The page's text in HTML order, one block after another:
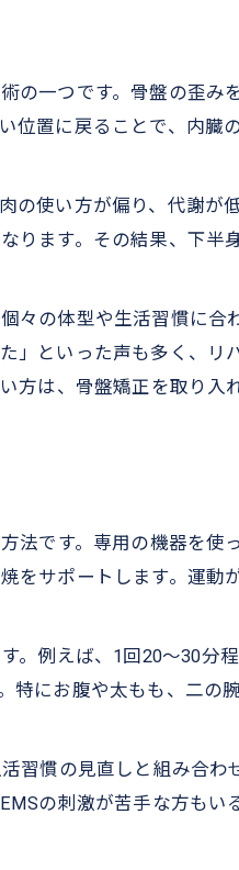
一つです。骨盤の歪み
置に戻ることで、内臓
使い方が偏り、代謝が
ります。その結果、下半
の体型や生活習慣に合
」といった声も多く、リ
方は、骨盤矯正を取り入
法です。専用の機器を使
サポートします。運動
。例えば、1回20～30分
にお腹や太もも、二の
習慣の見直しと組み合
の刺激が苦手な方も